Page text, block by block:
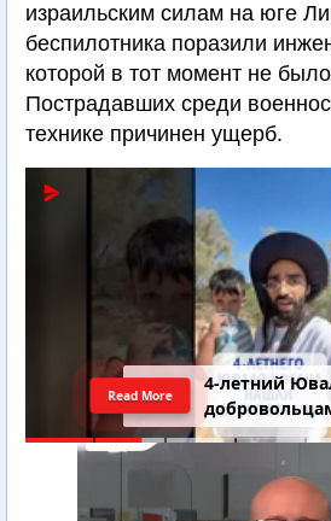
израильским силам на юге
беспилотника поразили
которой в тот момент не
Пострадавших среди
технике причинен ущерб.
4-летний
Read More